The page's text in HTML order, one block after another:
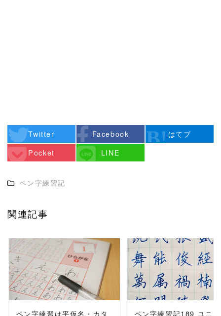
Twitter Facebook
はてブ
Pocket
LINE
ペン字練習記
関連記事
READ MORE
ペン字練習は平仮名・カタ
READ MORE
ペン字練習記189 ユニ